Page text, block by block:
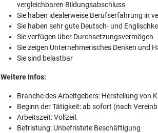
vergleichbaren Bildungsabschluss
Sie haben idealerweise Berufserfahrung in
Sie haben sehr gute Deutsch- und
Sie verfügen über Durchsetzungsvermögen
Sie zeigen Unternehmerisches Denken und
Sie sind belastbar
Weitere Infos:
Branche des Arbeitgebers: Herstellung von
Beginn der Tätigkeit: ab sofort (nach
Arbeitszeit: Vollzeit
Befristung: Unbefristete Beschäftigung